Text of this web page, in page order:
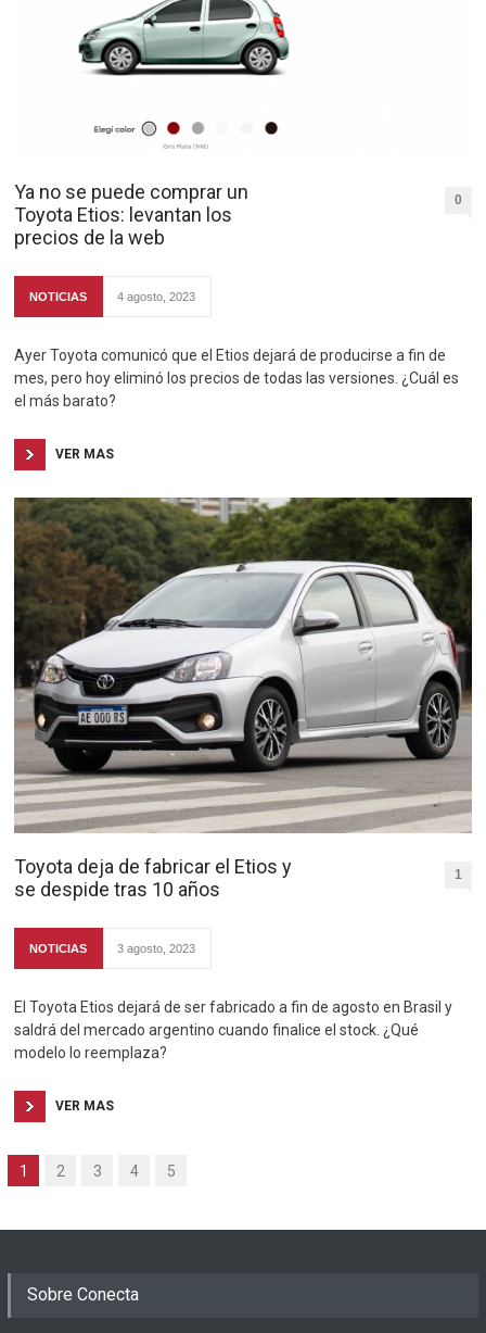
Ya no se puede comprar un
Toyota Etios: levantan los
precios de la web
0
NOTICIAS 4 agosto, 2023
Ayer Toyota comunicó que el Etios dejará de producirse a fin de
mes, pero hoy eliminó los precios de todas las versiones. ¿Cuál es
el más barato?
VER MAS
Toyota deja de fabricar el Etios y
se despide tras 10 años
1
NOTICIAS 3 agosto, 2023
El Toyota Etios dejará de ser fabricado a fin de agosto en Brasil y
saldrá del mercado argentino cuando finalice el stock. ¿Qué
modelo lo reemplaza?
VER MAS
1 2 3 4 5
Sobre Conecta